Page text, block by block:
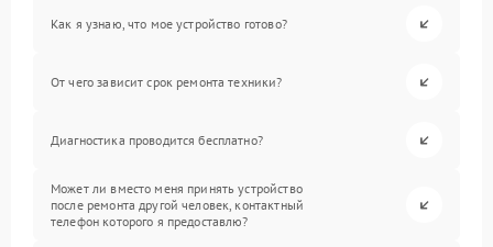
Как я узнаю, что мое устройство готово?
От чего зависит срок ремонта техники?
Диагностика проводится бесплатно?
Может ли вместо меня принять устройство
после ремонта другой человек, контактный
телефон которого я предоставлю?